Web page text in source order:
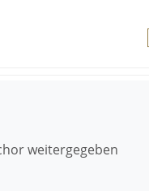
weitergegeben